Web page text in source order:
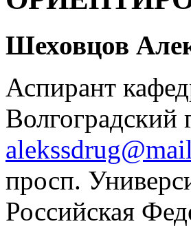
Шеховцов
Аспирант
Волгоградский
просп.
Российская